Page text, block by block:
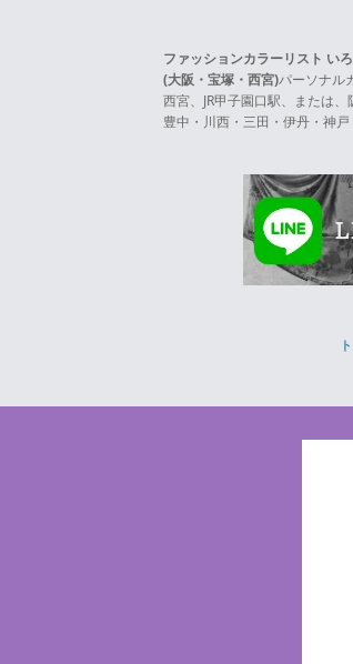
ファッションカラーリスト い
(大阪・宝塚・西宮)パーソナル
西宮、JR甲子園口駅、または
豊中・川西・三田・伊丹・神